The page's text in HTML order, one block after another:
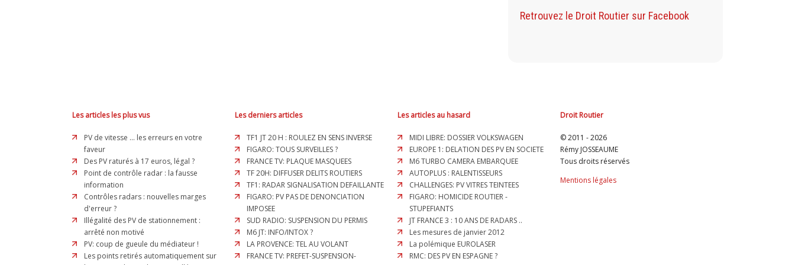
Retrouvez le Droit Routier sur Facebook
Les articles les plus vus
PV de vitesse ... les erreurs en votre
faveur
Des PV raturés à 17 euros, légal ?
Point de contrôle radar : la fausse
information
Contrôles radars : nouvelles marges
d'erreur ?
Illégalité des PV de stationnement :
arrêté non motivé
PV: coup de gueule du médiateur !
Les points retirés automatiquement sur
Les derniers articles
TF1 JT 20 H : ROULEZ EN SENS INVERSE
FIGARO: TOUS SURVEILLES ?
FRANCE TV: PLAQUE MASQUEES
TF 20H: DIFFUSER DELITS ROUTIERS
TF1: RADAR SIGNALISATION DEFAILLANTE
FIGARO: PV PAS DE DENONCIATION
IMPOSEE
SUD RADIO: SUSPENSION DU PERMIS
M6 JT: INFO/INTOX ?
LA PROVENCE: TEL AU VOLANT
FRANCE TV: PREFET-SUSPENSION-
Les articles au hasard
MIDI LIBRE: DOSSIER VOLKSWAGEN
EUROPE 1: DELATION DES PV EN SOCIETE
M6 TURBO CAMERA EMBARQUEE
AUTOPLUS : RALENTISSEURS
CHALLENGES: PV VITRES TEINTEES
FIGARO: HOMICIDE ROUTIER -
STUPEFIANTS
JT FRANCE 3 : 10 ANS DE RADARS ..
Les mesures de janvier 2012
La polémique EUROLASER
RMC: DES PV EN ESPAGNE ?
Droit Routier
© 2011 - 2026
Rémy JOSSEAUME
Tous droits réservés
Mentions légales